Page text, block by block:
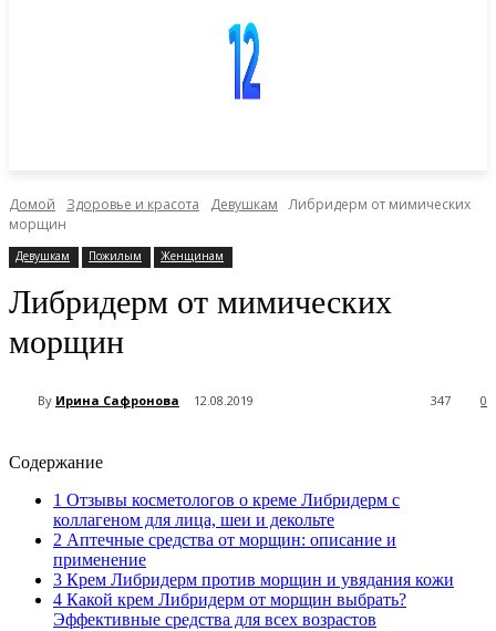
Домой Здоровье и красота Девушкам
Либридерм от мимических
морщин
Девушкам Пожилым Женщинам
Либридерм от мимических
морщин
By Ирина Сафронова 12.08.2019 0
347
Содержание
1 Отзывы косметологов о креме Либридерм с
коллагеном для лица, шеи и декольте
2 Аптечные средства от морщин: описание и
применение
3 Крем Либридерм против морщин и увядания кожи
4 Какой крем Либридерм от морщин выбрать?
Эффективные средства для всех возрастов